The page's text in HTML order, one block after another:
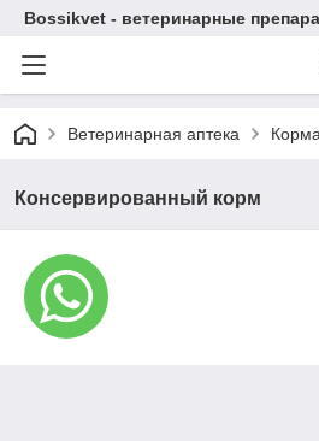
Bossikvet - ветеринарные
Ветеринарная аптека
Консервированный корм